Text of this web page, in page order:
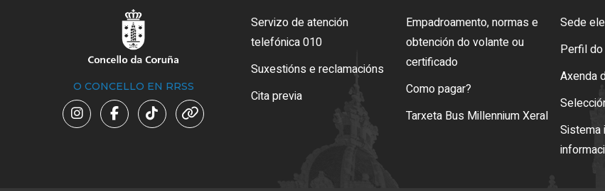
O CONCELLO EN RRSS
Servizo de atención
telefónica 010
Suxestións e reclamacións
Cita previa
Empadroamento, normas e
obtención do volante ou
certificado
Como pagar?
Tarxeta Bus Millennium Xeral
Sede
Perfil
Axenda
Sistema